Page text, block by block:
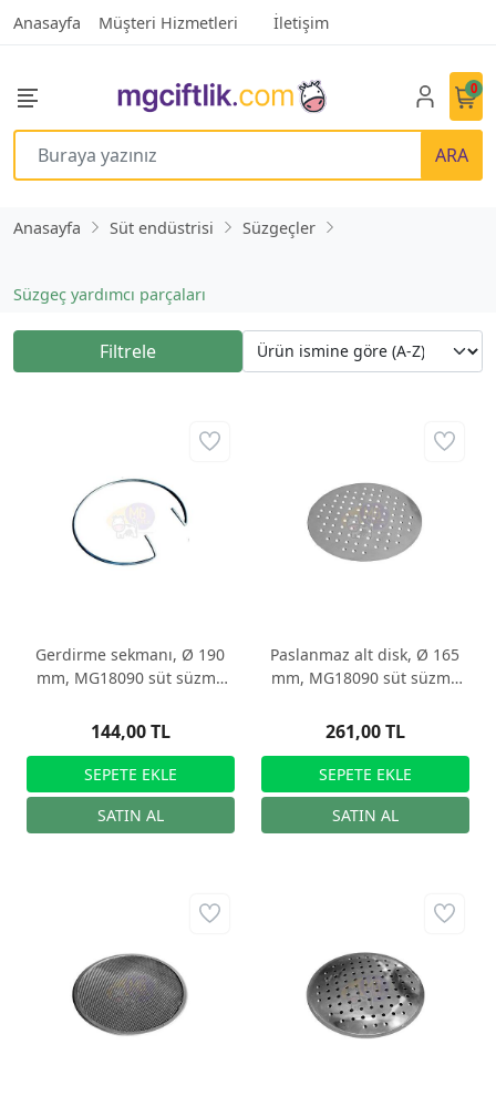
Anasayfa Müşteri Hizmetleri İletişim
ARA
0
Anasayfa Süt endüstrisi Süzgeçler
Süzgeç yardımcı parçaları
Filtrele
Gerdirme sekmanı, Ø 190
mm, MG18090 süt süzme
144,00 TL
Paslanmaz alt disk, Ø 165
mm, MG18090 süt süzme
261,00 TL